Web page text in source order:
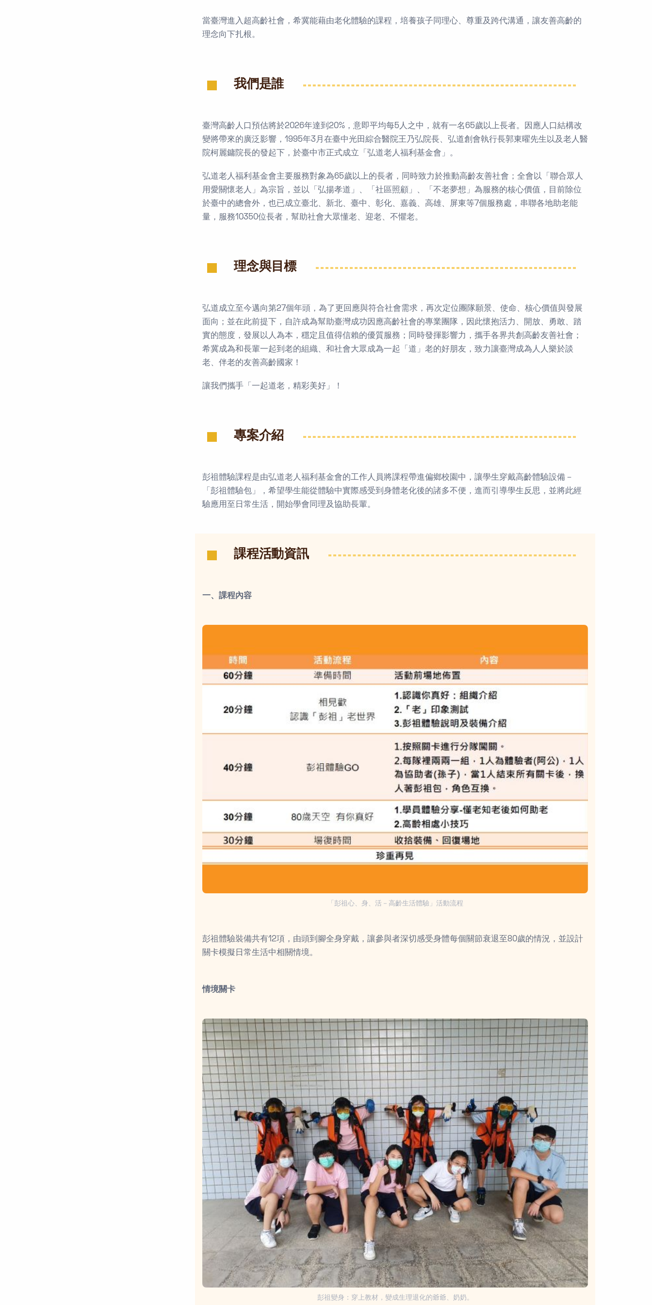
當臺灣進入超高齡社會，希冀能藉由老化體驗的課程，培養孩子同理心、尊重及跨代溝通，讓友善高齡的
理念向下扎根。
我們是誰
臺灣高齡人口預估將於2026年達到20%，意即平均每5人之中，就有一名65歲以上長者。因應人口結構改
變將帶來的廣泛影響，1995年3月在臺中光田綜合醫院王乃弘院長、弘道創會執行長郭東曜先生以及老人醫
院柯麗鏞院長的發起下，於臺中市正式成立「弘道老人福利基金會」。
弘道老人福利基金會主要服務對象為65歲以上的長者，同時致力於推動高齡友善社會；全會以「聯合眾人
用愛關懷老人」為宗旨，並以「弘揚孝道」、「社區照顧」、「不老夢想」為服務的核心價值，目前除位
於臺中的總會外，也已成立臺北、新北、臺中、彰化、嘉義、高雄、屏東等7個服務處，串聯各地助老能
量，服務10350位長者，幫助社會大眾懂老、迎老、不懼老。
理念與目標
弘道成立至今邁向第27個年頭，為了更回應與符合社會需求，再次定位團隊願景、使命、核心價值與發展
面向；並在此前提下，自許成為幫助臺灣成功因應高齡社會的專業團隊，因此懷抱活力、開放、勇敢、踏
實的態度，發展以人為本，穩定且值得信賴的優質服務；同時發揮影響力，攜手各界共創高齡友善社會；
希冀成為和長輩一起到老的組織、和社會大眾成為一起「道」老的好朋友，致力讓臺灣成為人人樂於談
老、伴老的友善高齡國家！
讓我們攜手「一起道老，精彩美好」！
專案介紹
彭祖體驗課程是由弘道老人福利基金會的工作人員將課程帶進偏鄉校園中，讓學生穿戴高齡體驗設備－
「彭祖體驗包」，希望學生能從體驗中實際感受到身體老化後的諸多不便，進而引導學生反思，並將此經
驗應用至日常生活，開始學會同理及協助長輩。
課程活動資訊
一、課程內容
「彭祖心、身、活－高齡生活體驗」活動流程
彭祖體驗裝備共有12項，由頭到腳全身穿戴，讓參與者深切感受身體每個關節衰退至80歲的情況，並設計
關卡模擬日常生活中相關情境。
情境關卡
彭祖變身：穿上教材，變成生理退化的爺爺、奶奶。